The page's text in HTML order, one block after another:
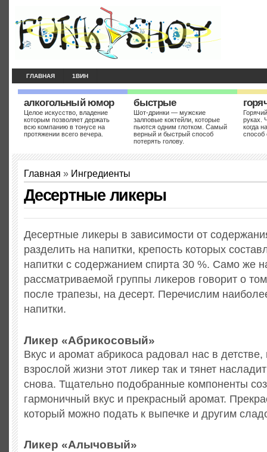
ГЛАВНАЯ 1ВИН
алкогольный юмор
Целое искусство, владение
которым позволяет держать
всю компанию в тонусе на
протяжении всего вечера.
быстрые
Шот-дринки — мужские
залповые коктейли, которые
пьются одним глотком. Самый
верный и быстрый способ
потерять голову.
руках.
когда
способ
Главная » Ингредиенты
Десертные ликеры
Десертные ликеры в зависимости от
разделить на напитки, крепость которых
напитки с содержанием спирта 30 %. Само же
рассматриваемой группы ликеров говорит о
после трапезы, на десерт. Перечислим
напитки.
Ликер «Абрикосовый»
Вкус и аромат абрикоса радовал нас в детстве,
взрослой жизни этот ликер так и тянет
снова. Тщательно подобранные компоненты
гармоничный вкус и прекрасный аромат.
который можно подать к выпечке и другим
Ликер «Алычовый»